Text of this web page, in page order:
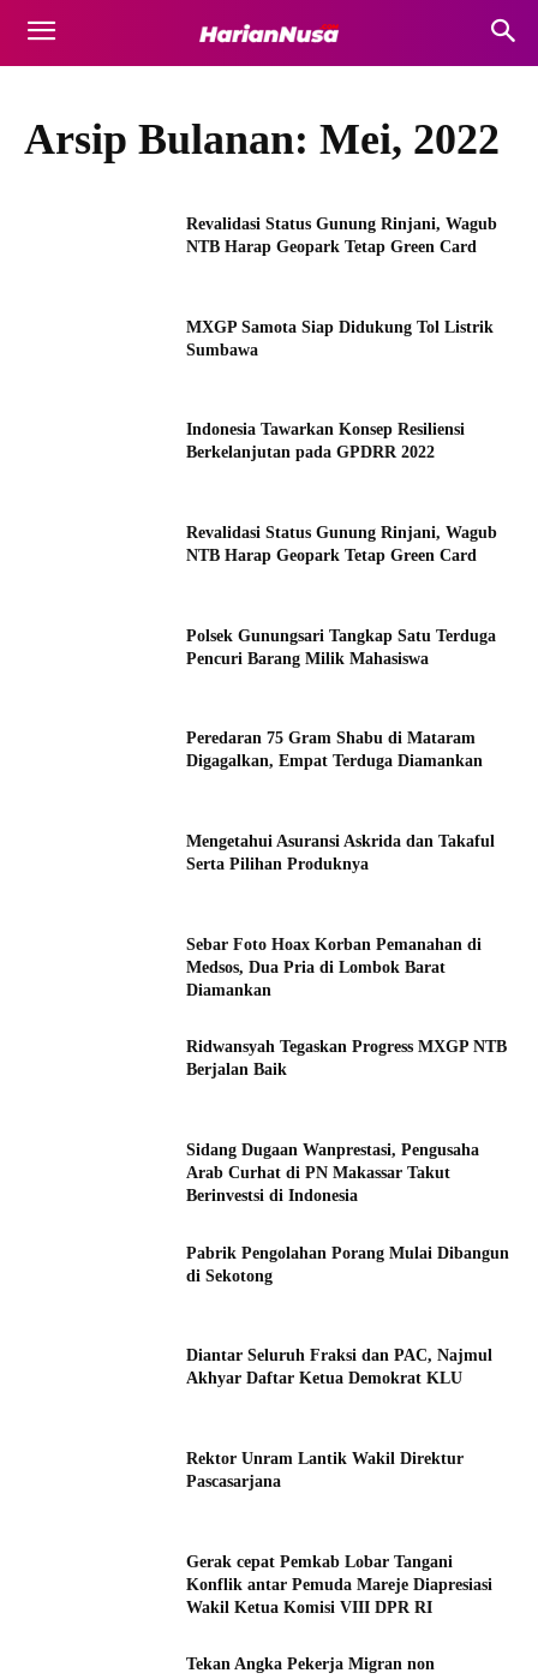
Arsip Bulanan: Mei, 2022
Revalidasi Status Gunung Rinjani, Wagub
NTB Harap Geopark Tetap Green Card
MXGP Samota Siap Didukung Tol Listrik
Sumbawa
Indonesia Tawarkan Konsep Resiliensi
Berkelanjutan pada GPDRR 2022
Revalidasi Status Gunung Rinjani, Wagub
NTB Harap Geopark Tetap Green Card
Polsek Gunungsari Tangkap Satu Terduga
Pencuri Barang Milik Mahasiswa
Peredaran 75 Gram Shabu di Mataram
Digagalkan, Empat Terduga Diamankan
Mengetahui Asuransi Askrida dan Takaful
Serta Pilihan Produknya
Sebar Foto Hoax Korban Pemanahan di
Medsos, Dua Pria di Lombok Barat
Diamankan
Ridwansyah Tegaskan Progress MXGP NTB
Berjalan Baik
Sidang Dugaan Wanprestasi, Pengusaha
Arab Curhat di PN Makassar Takut
Berinvestsi di Indonesia
Pabrik Pengolahan Porang Mulai Dibangun
di Sekotong
Diantar Seluruh Fraksi dan PAC, Najmul
Akhyar Daftar Ketua Demokrat KLU
Rektor Unram Lantik Wakil Direktur
Pascasarjana
Gerak cepat Pemkab Lobar Tangani
Konflik antar Pemuda Mareje Diapresiasi
Wakil Ketua Komisi VIII DPR RI
Tekan Angka Pekerja Migran non